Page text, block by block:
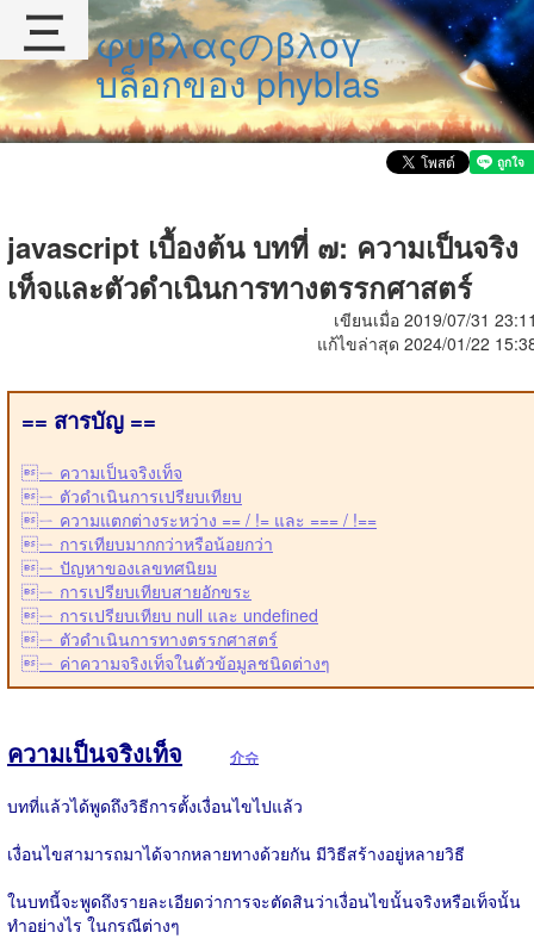
φυβλαςのβλογ
บล็อกของ phyblas
javascript เบื้องต้น บทที่ ๗: ความเป็นจริง
เท็จและตัวดำเนินการทางตรรกศาสตร์
เขียนเมื่อ 2019/07/31
แก้ไขล่าสุด 2024/01/22
== สารบัญ ==
ㄧ ความเป็นจริงเท็จ
ㄧ ตัวดำเนินการเปรียบเทียบ
ㄧ ความแตกต่างระหว่าง == / != และ === / !==
ㄧ การเทียบมากกว่าหรือน้อยกว่า
ㄧ ปัญหาของเลขทศนิยม
ㄧ การเปรียบเทียบสายอักขระ
ㄧ การเปรียบเทียบ null และ undefined
ㄧ ตัวดำเนินการทางตรรกศาสตร์
ㄧ ค่าความจริงเท็จในตัวข้อมูลชนิดต่างๆ
ความเป็นจริงเท็จ 介슈
บทที่แล้วได้พูดถึงวิธีการตั้งเงื่อนไขไปแล้ว
เงื่อนไขสามารถมาได้จากหลายทางด้วยกัน มีวิธีสร้างอยู่หลายวิธี
ในบทนี้จะพูดถึงรายละเอียดว่าการจะตัดสินว่าเงื่อนไขนั้นจริงหรือเท็จนั้น
ทำอย่างไร ในกรณีต่างๆ
三